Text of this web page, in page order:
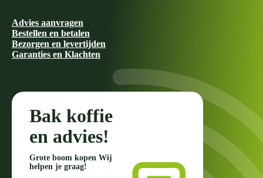
Advies aanvragen
Bestellen en betalen
Bezorgen en levertijden
Garanties en Klachten
Bak koffie
en advies!
Grote boom kopen Wij
helpen je graag!